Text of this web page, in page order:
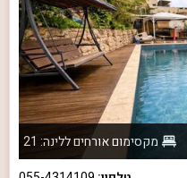
מקסימום אורחים ללינה: 21